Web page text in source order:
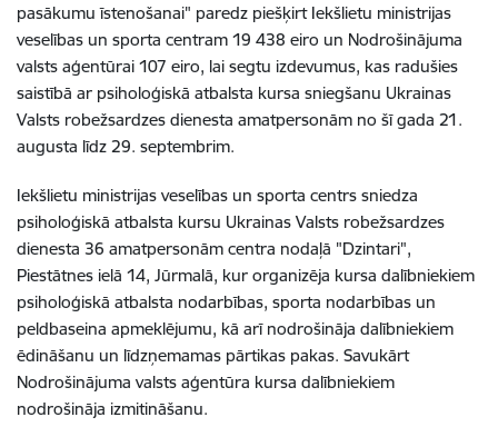
pasākumu īstenošanai" paredz piešķirt Iekšlietu ministrijas
veselības un sporta centram 19 438 eiro un Nodrošinājuma
valsts aģentūrai 107 eiro, lai segtu izdevumus, kas radušies
saistībā ar psiholoģiskā atbalsta kursa sniegšanu Ukrainas
Valsts robežsardzes dienesta amatpersonām no šī gada 21.
augusta līdz 29. septembrim.
Iekšlietu ministrijas veselības un sporta centrs sniedza
psiholoģiskā atbalsta kursu Ukrainas Valsts robežsardzes
dienesta 36 amatpersonām centra nodaļā "Dzintari",
Piestātnes ielā 14, Jūrmalā, kur organizēja kursa dalībniekiem
psiholoģiskā atbalsta nodarbības, sporta nodarbības un
peldbaseina apmeklējumu, kā arī nodrošināja dalībniekiem
ēdināšanu un līdzņemamas pārtikas pakas. Savukārt
Nodrošinājuma valsts aģentūra kursa dalībniekiem
nodrošināja izmitināšanu.